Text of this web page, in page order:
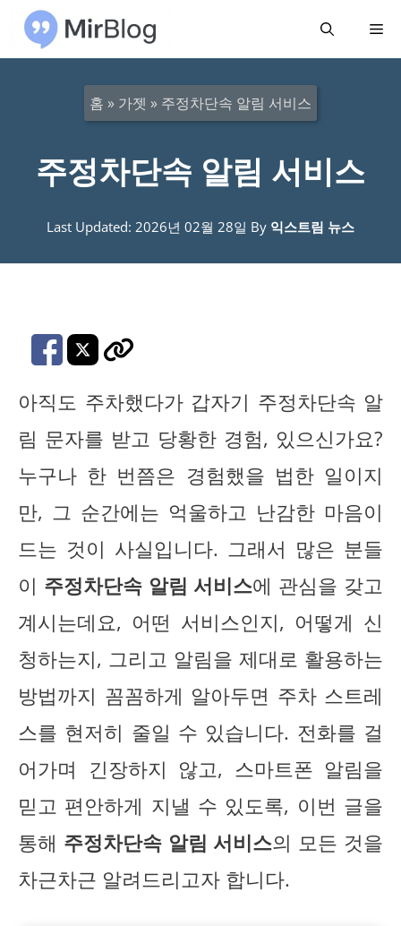
메
홈 » 가젯 » 주정차단속 알림 서비스
주정차단속 알림 서비스
Last Updated: 2026년 02월 28일 By 익스트림 뉴스
아직도 주차했다가 갑자기 주정차단속 알
림 문자를 받고 당황한 경험, 있으신가요?
누구나 한 번쯤은 경험했을 법한 일이지
만, 그 순간에는 억울하고 난감한 마음이
드는 것이 사실입니다. 그래서 많은 분들
이 주정차단속 알림 서비스에 관심을 갖고
계시는데요, 어떤 서비스인지, 어떻게 신
청하는지, 그리고 알림을 제대로 활용하는
방법까지 꼼꼼하게 알아두면 주차 스트레
스를 현저히 줄일 수 있습니다. 전화를 걸
어가며 긴장하지 않고, 스마트폰 알림을
믿고 편안하게 지낼 수 있도록, 이번 글을
통해 주정차단속 알림 서비스의 모든 것을
차근차근 알려드리고자 합니다.